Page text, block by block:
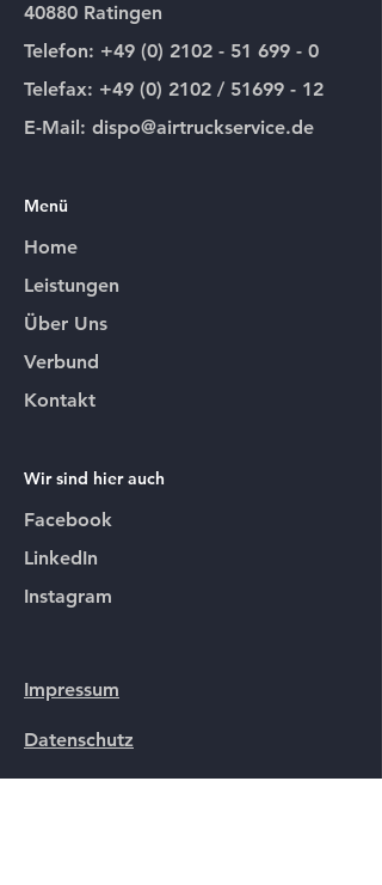
40880 Ratingen
Telefon: +49 (0) 2102 - 51 699 - 0
Telefax: +49 (0) 2102 / 51699 - 12
E-Mail: dispo@airtruckservice.de
Menü
Home
Leistungen
Über Uns
Verbund
Kontakt
Wir sind hier auch
Facebook
LinkedIn
Instagram
Impressum
Datenschutz